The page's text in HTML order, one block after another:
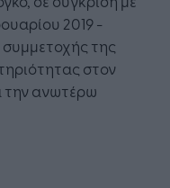
2019 -
της
στον
την ανωτέρω